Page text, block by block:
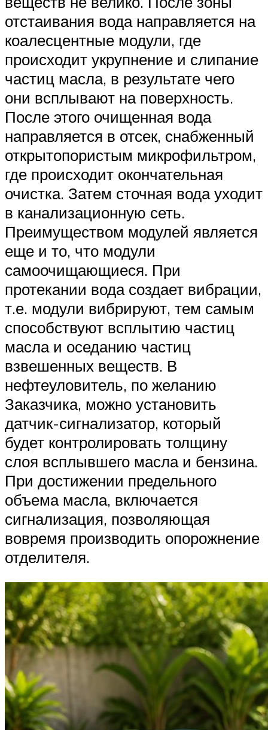
отстаивания вода направляется на
коалесцентные модули, где
происходит укрупнение и слипание
частиц масла, в результате чего
они всплывают на поверхность.
После этого очищенная вода
направляется в отсек, снабженный
открытопористым микрофильтром,
где происходит окончательная
очистка. Затем сточная вода уходит
в канализационную сеть.
Преимуществом модулей является
еще и то, что модули
самоочищающиеся. При
протекании вода создает вибрации,
т.е. модули вибрируют, тем самым
способствуют всплытию частиц
масла и оседанию частиц
взвешенных веществ. В
нефтеуловитель, по желанию
Заказчика, можно установить
датчик-сигнализатор, который
будет контролировать толщину
слоя всплывшего масла и бензина.
При достижении предельного
объема масла, включается
сигнализация, позволяющая
вовремя производить опорожнение
отделителя.